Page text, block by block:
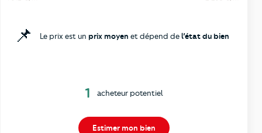
📌 Le prix est un prix moyen et dépend del’état du bien
1 acheteur potentiel
Estimer mon bien